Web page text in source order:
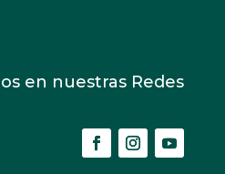
en nuestras Redes